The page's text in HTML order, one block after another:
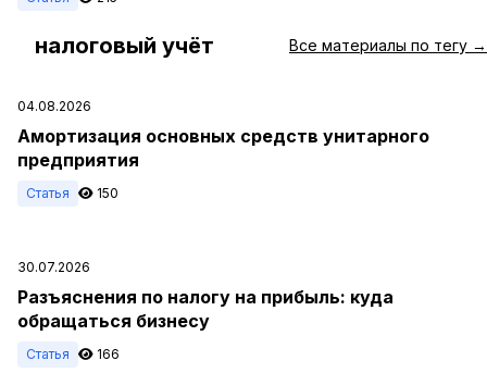
налоговый учёт Все материалы по тегу →
04.08.2026
Амортизация основных средств унитарного
предприятия
Статья 150
30.07.2026
Разъяснения по налогу на прибыль: куда
обращаться бизнесу
Статья 166